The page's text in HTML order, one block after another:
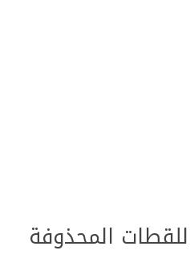
المحذوفة